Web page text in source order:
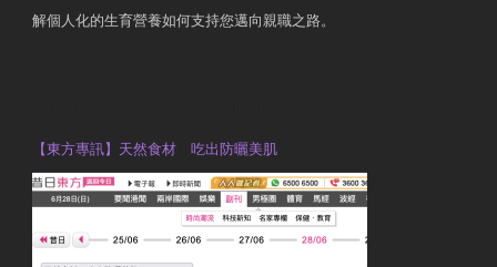
解個人化的生育營養如何支持您邁向親職之路。
【東方專訊】天然食材 吃出防曬美肌